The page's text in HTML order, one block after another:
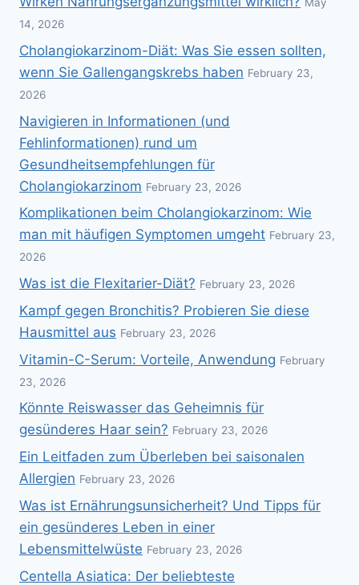
14, 2026
Cholangiokarzinom-Diät: Was Sie essen sollten,
wenn Sie Gallengangskrebs haben February 23,
2026
Navigieren in Informationen (und
Fehlinformationen) rund um
Gesundheitsempfehlungen für
Cholangiokarzinom February 23, 2026
Komplikationen beim Cholangiokarzinom: Wie
man mit häufigen Symptomen umgeht February 23,
2026
Was ist die Flexitarier-Diät? February 23, 2026
Kampf gegen Bronchitis? Probieren Sie diese
Hausmittel aus February 23, 2026
Vitamin-C-Serum: Vorteile, Anwendung February
23, 2026
Könnte Reiswasser das Geheimnis für
gesünderes Haar sein? February 23, 2026
Ein Leitfaden zum Überleben bei saisonalen
Allergien February 23, 2026
Was ist Ernährungsunsicherheit? Und Tipps für
ein gesünderes Leben in einer
Lebensmittelwüste February 23, 2026
Centella Asiatica: Der beliebteste